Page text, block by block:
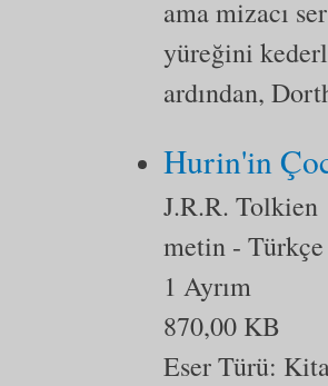
ama mizacı
yüreğini
ardından,
Hurin'in
J.R.R. Tolkien
metin - Türkçe
1 Ayrım
870,00 KB
Eser Türü: